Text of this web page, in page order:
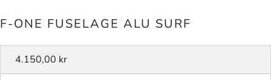
F-ONE FUSELAGE ALU SURF
Vanlig
pris
4.150,00 kr